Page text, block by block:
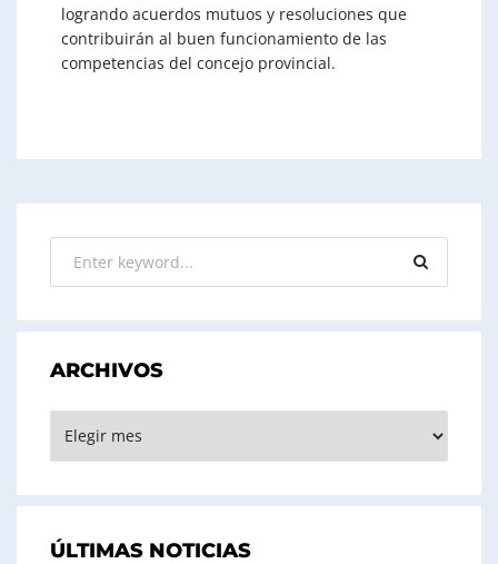
logrando acuerdos mutuos y resoluciones que
contribuirán al buen funcionamiento de las
competencias del concejo provincial.
ARCHIVOS
ÚLTIMAS NOTICIAS